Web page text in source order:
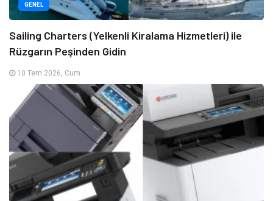
GENEL
Sailing Charters (Yelkenli Kiralama Hizmetleri) ile
Rüzgarın Peşinden Gidin
10 Tem 2026, Cum